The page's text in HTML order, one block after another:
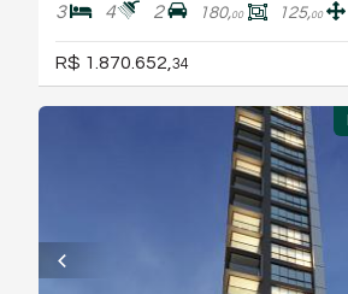
3 4 2 180,00 125,00
R$ 1.870.652,34